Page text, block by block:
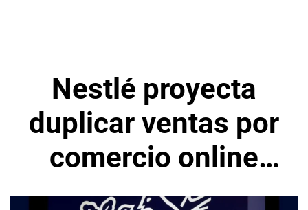
Nestlé proyecta
duplicar ventas por
comercio online
para el año 2025